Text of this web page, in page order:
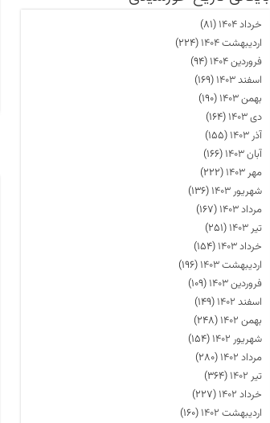
خرداد ۱۴۰۴
(۸۱)
اردیبهشت ۱۴۰۴
(۲۲۴)
فروردین ۱۴۰۴
(۹۴)
اسفند ۱۴۰۳
(۱۶۹)
بهمن ۱۴۰۳
(۱۹۰)
دی ۱۴۰۳
(۱۶۴)
آذر ۱۴۰۳
(۱۵۵)
آبان ۱۴۰۳
(۱۶۶)
مهر ۱۴۰۳
(۲۲۲)
شهریور ۱۴۰۳
(۱۳۶)
مرداد ۱۴۰۳
(۱۶۷)
تیر ۱۴۰۳
(۲۵۱)
خرداد ۱۴۰۳
(۱۵۴)
اردیبهشت ۱۴۰۳
(۱۹۶)
فروردین ۱۴۰۳
(۱۰۹)
اسفند ۱۴۰۲
(۱۴۹)
بهمن ۱۴۰۲
(۲۴۸)
شهریور ۱۴۰۲
(۱۵۴)
مرداد ۱۴۰۲
(۲۸۰)
تیر ۱۴۰۲
(۳۶۴)
خرداد ۱۴۰۲
(۲۲۷)
اردیبهشت ۱۴۰۲
(۱۶۰)